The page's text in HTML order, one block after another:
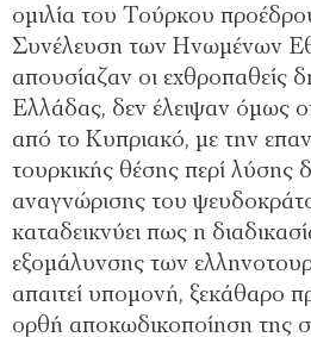
ομιλία του Τούρκου
Συνέλευση των Ηνωμένων
απουσίαζαν οι εχθροπαθείς
Ελλάδας, δεν έλειψαν όμως
από το Κυπριακό, με την
τουρκικής θέσης περί λύσης
αναγνώρισης του
καταδεικνύει πως η
εξομάλυνσης των
απαιτεί υπομονή, ξεκάθαρο
ορθή αποκωδικοποίηση της